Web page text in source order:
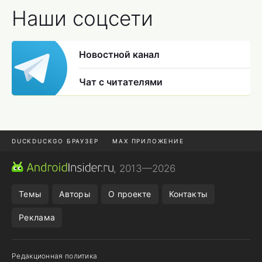
Наши соцсети
Новостной канал
Чат с читателями
DUCKDUCKGO БРАУЗЕР MAX ПРИЛОЖЕНИЕ
ПРИЛОЖЕНИЯ ANDROID
, 2013—2026
Темы Авторы О проекте Контакты
Реклама
Редакционная политика